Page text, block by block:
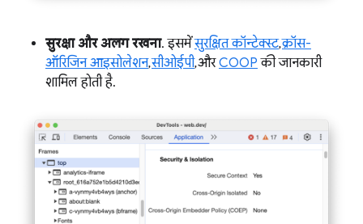
सुरक्षा और अलग रखना. इसमेंसुरक्षित कॉन्टेक्स्ट,क्रॉस-
ऑरिजिन आइसोलेशन,सीओईपी, औरCOOP की जानकारी
शामिल होती है.